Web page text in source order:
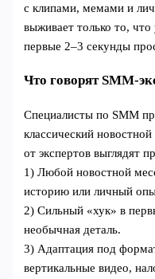
с клипами, мемами и
выживает только то,
первые 2–3 секунды
Что говорят SMM-
Специалисты по SMM
классический
от экспертов выглядят
1) Любой новостной
историю или личный
2) Сильный «хук» в
необычная деталь.
3) Адаптация под
вертикальные видео,